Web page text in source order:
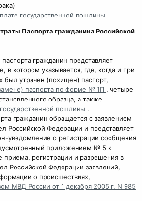
государственной пошлины .
Паспорта гражданина Российской
гражданин представляет
в котором указывается, где, когда и при
был утрачен (похищен) паспорт,
паспорта по форме № 1П , четыре
образца, а также
пошлины .
гражданин обращается с заявлением
Российской Федерации и представляет
уведомление о регистрации сообщения
приложением № 5 к
приема, регистрации и разрешения в
Российской Федерации заявлений,
о происшествиях,
МВД России от 1 декабря 2005 г. N 985